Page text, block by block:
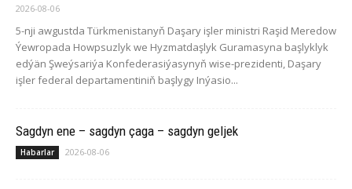
2026-08-06
5-nji awgustda Türkmenistanyň Daşary işler ministri Raşid Meredow
Ýewropada Howpsuzlyk we Hyzmatdaşlyk Guramasyna başlyklyk
edýän Şweýsariýa Konfederasiýasynyň wise-prezidenti, Daşary
işler federal departamentiniň başlygy Inýasio...
Sagdyn ene – sagdyn çaga – sagdyn geljek
Habarlar 2026-08-06